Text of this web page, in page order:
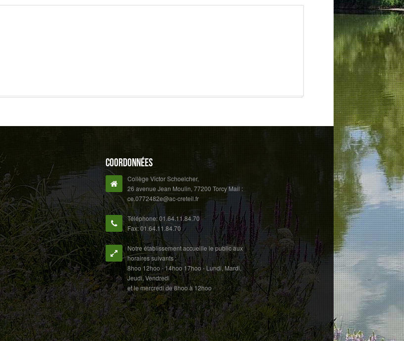
Coordonnées
Collège Victor Schoelcher,
26 avenue Jean Moulin, 77200 Torcy Mail :
ce.0772482e@ac-creteil.fr
Téléphone: 01.64.11.84.70
Fax: 01.64.11.84.70
Notre établissement accueille le public aux
horaires suivants :
8hoo 12hoo - 14hoo 17hoo - Lundi, Mardi,
Jeudi, Vendredi
et le mercredi de 8hoo à 12hoo